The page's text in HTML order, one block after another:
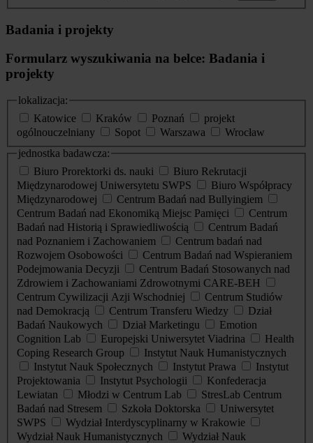
Badania i projekty
Formularz wyszukiwania na belce: Badania i
projekty
lokalizacja:
Katowice
Kraków Poznań
projekt
ogólnouczelniany
Sopot Warszawa
Wrocław
jednostka badawcza:
Biuro Prorektorki ds. nauki
Biuro Rekrutacji
Międzynarodowej Uniwersytetu SWPS
Biuro Współpracy
Międzynarodowej
Centrum Badań nad Bullyingiem
Centrum Badań nad Ekonomiką Miejsc Pamięci
Centrum
Badań nad Historią i Sprawiedliwością
Centrum Badań
nad Poznaniem i Zachowaniem
Centrum badań nad
Rozwojem Osobowości
Centrum Badań nad Wspieraniem
Podejmowania Decyzji
Centrum Badań Stosowanych nad
Zdrowiem i Zachowaniami Zdrowotnymi CARE-BEH
Centrum Cywilizacji Azji Wschodniej
Centrum Studiów
nad Demokracją
Centrum Transferu Wiedzy
Dział
Badań Naukowych
Dział Marketingu
Emotion
Cognition Lab
Europejski Uniwersytet Viadrina
Health
Coping Research Group
Instytut Nauk Humanistycznych
Instytut Nauk Społecznych
Instytut Prawa
Instytut
Projektowania
Instytut Psychologii
Konfederacja
Lewiatan
Młodzi w Centrum Lab
StresLab Centrum
Badań nad Stresem
Szkoła Doktorska
Uniwersytet
SWPS
Wydział Interdyscyplinarny w Krakowie
Wydział Nauk Humanistycznych
Wydział Nauk